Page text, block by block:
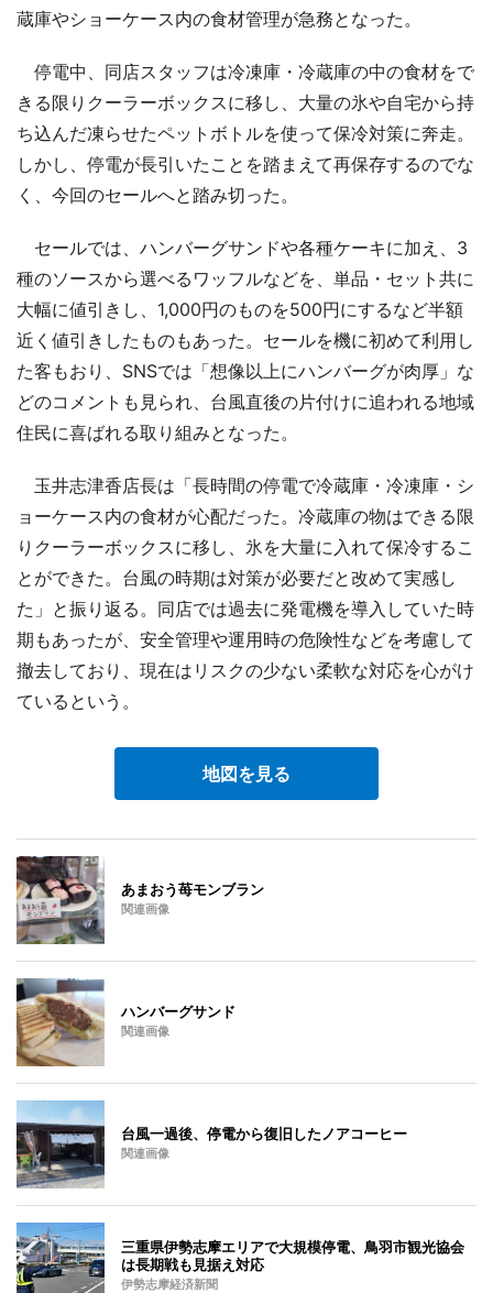
蔵庫やショーケース内の食材管理が急務となった。
停電中、同店スタッフは冷凍庫・冷蔵庫の中の食材をで
きる限りクーラーボックスに移し、大量の氷や自宅から持
ち込んだ凍らせたペットボトルを使って保冷対策に奔走。
しかし、停電が長引いたことを踏まえて再保存するのでな
く、今回のセールへと踏み切った。
セールでは、ハンバーグサンドや各種ケーキに加え、3
種のソースから選べるワッフルなどを、単品・セット共に
大幅に値引きし、1,000円のものを500円にするなど半額
近く値引きしたものもあった。セールを機に初めて利用し
た客もおり、SNSでは「想像以上にハンバーグが肉厚」な
どのコメントも見られ、台風直後の片付けに追われる地域
住民に喜ばれる取り組みとなった。
玉井志津香店長は「長時間の停電で冷蔵庫・冷凍庫・シ
ョーケース内の食材が心配だった。冷蔵庫の物はできる限
りクーラーボックスに移し、氷を大量に入れて保冷するこ
とができた。台風の時期は対策が必要だと改めて実感し
た」と振り返る。同店では過去に発電機を導入していた時
期もあったが、安全管理や運用時の危険性などを考慮して
撤去しており、現在はリスクの少ない柔軟な対応を心がけ
ているという。
地図を見る
あまおう苺モンブラン
関連画像
ハンバーグサンド
関連画像
台風一過後、停電から復旧したノアコーヒー
関連画像
三重県伊勢志摩エリアで大規模停電、鳥羽市観光協会
は長期戦も見据え対応
伊勢志摩経済新聞